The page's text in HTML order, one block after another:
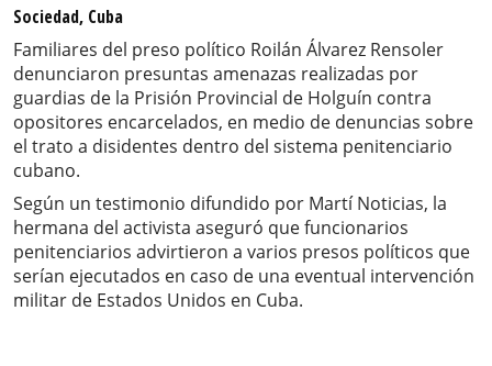
Sociedad, Cuba
Familiares del preso político Roilán Álvarez Rensoler
denunciaron presuntas amenazas realizadas por
guardias de la Prisión Provincial de Holguín contra
opositores encarcelados, en medio de denuncias sobre
el trato a disidentes dentro del sistema penitenciario
cubano.
Según un testimonio difundido por Martí Noticias, la
hermana del activista aseguró que funcionarios
penitenciarios advirtieron a varios presos políticos que
serían ejecutados en caso de una eventual intervención
militar de Estados Unidos en Cuba.